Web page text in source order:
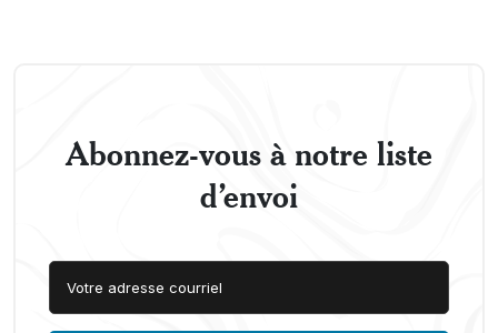
Abonnez-vous à notre liste
d’envoi